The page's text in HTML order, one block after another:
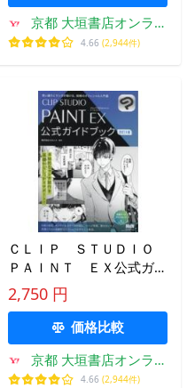
京都 大垣書店オンライ
ン
4.66 (2,944件)
ＣＬＩＰ ＳＴＵＤＩＯ
ＰＡＩＮＴ ＥＸ公式ガイ
ドブック / セルシス
2,750 円
価格比較
京都 大垣書店オンライ
ン
4.66 (2,944件)